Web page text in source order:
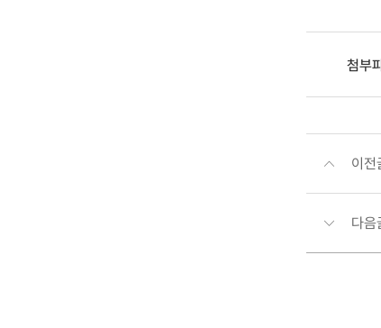
첨부
이전
다음